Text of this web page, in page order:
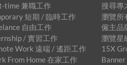
time 兼職工作
短期 / 臨時工作
自由工作
/ 實習工作
Work 遠端 / 遙距工作
From Home 在家工作
搜尋專
瀏覽所
僱主品
瀏覽星
15X